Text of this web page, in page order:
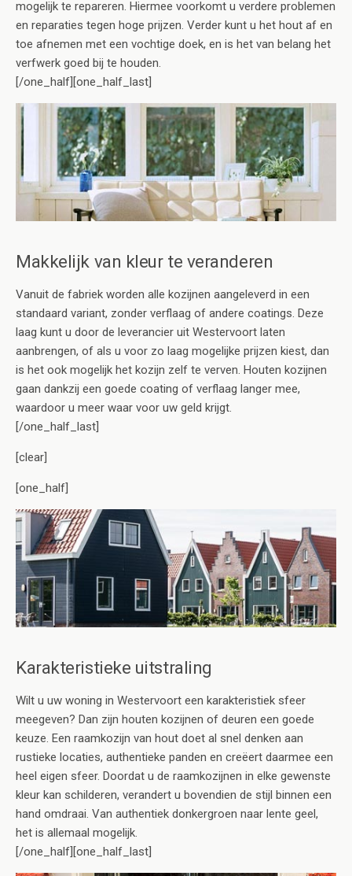
mogelijk te repareren. Hiermee voorkomt u verdere problemen
en reparaties tegen hoge prijzen. Verder kunt u het hout af en
toe afnemen met een vochtige doek, en is het van belang het
verfwerk goed bij te houden.
[/one_half][one_half_last]
Makkelijk van kleur te veranderen
Vanuit de fabriek worden alle kozijnen aangeleverd in een
standaard variant, zonder verflaag of andere coatings. Deze
laag kunt u door de leverancier uit Westervoort laten
aanbrengen, of als u voor zo laag mogelijke prijzen kiest, dan
is het ook mogelijk het kozijn zelf te verven. Houten kozijnen
gaan dankzij een goede coating of verflaag langer mee,
waardoor u meer waar voor uw geld krijgt.
[/one_half_last]
[clear]
[one_half]
Karakteristieke uitstraling
Wilt u uw woning in Westervoort een karakteristiek sfeer
meegeven? Dan zijn houten kozijnen of deuren een goede
keuze. Een raamkozijn van hout doet al snel denken aan
rustieke locaties, authentieke panden en creëert daarmee een
heel eigen sfeer. Doordat u de raamkozijnen in elke gewenste
kleur kan schilderen, verandert u bovendien de stijl binnen een
hand omdraai. Van authentiek donkergroen naar lente geel,
het is allemaal mogelijk.
[/one_half][one_half_last]